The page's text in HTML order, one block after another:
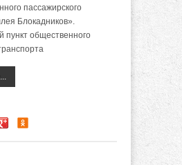
пассажирского
Блокадников».
пункт общественного